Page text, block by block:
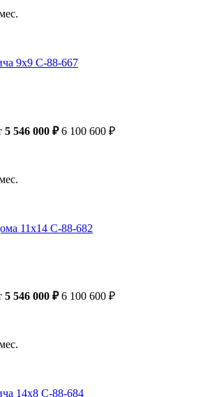
9х9 С-88-667
5 546 000 ₽ 6 100 600 ₽
11х14 С-88-682
5 546 000 ₽ 6 100 600 ₽
14х8 С-88-684